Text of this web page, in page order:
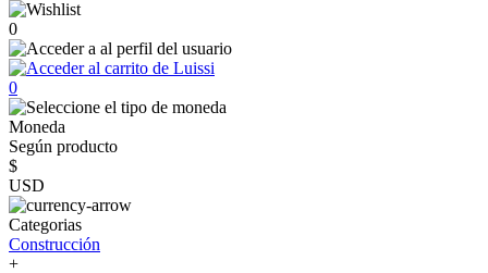
0
0
Moneda
Según producto
$
USD
Categorias
Construcción
+